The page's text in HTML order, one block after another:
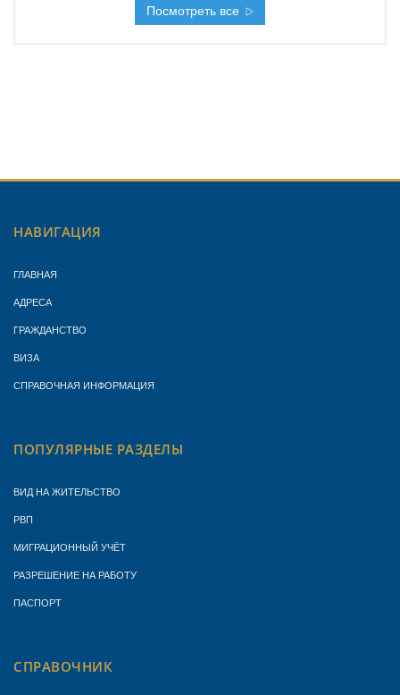
Посмотреть все
НАВИГАЦИЯ
ГЛАВНАЯ
АДРЕСА
ГРАЖДАНСТВО
ВИЗА
СПРАВОЧНАЯ ИНФОРМАЦИЯ
ПОПУЛЯРНЫЕ РАЗДЕЛЫ
ВИД НА ЖИТЕЛЬСТВО
РВП
МИГРАЦИОННЫЙ УЧЁТ
РАЗРЕШЕНИЕ НА РАБОТУ
ПАСПОРТ
СПРАВОЧНИК